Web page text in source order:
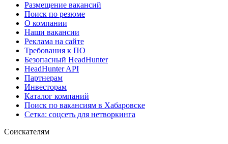
Размещение вакансий
Поиск по резюме
О компании
Наши вакансии
Реклама на сайте
Требования к ПО
Безопасный HeadHunter
HeadHunter API
Партнерам
Инвесторам
Каталог компаний
Поиск по вакансиям в Хабаровске
Сетка: соцсеть для нетворкинга
Соискателям